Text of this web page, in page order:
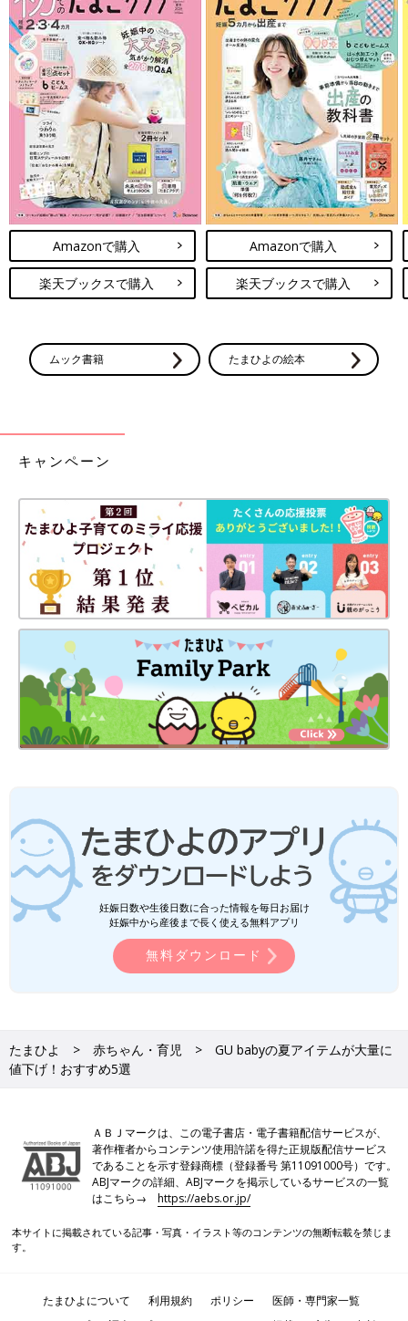
GUのベビー服が大人気です。オシャレなデザ
インのお洋服が多く、キュートなものばかり！
お値段もお財布に優しいこともあり、色違いで
ゲットするママもいるんだそう。今回は新作も
含め、とっても可愛らしいお洋服たちをご紹介
します。
GUbabyのお洋服はどれも可愛らしくて素敵でしたね。単品購入
でもお手頃価格ですが、3着まとめて990円などついついたくさ
ん買ってしまいそうです！売り切れてしまう前にぜひとも店舗や
ネットでチェックしてみてくださいね。
(文・水川ちさ)
※記事内容でご紹介している投稿、リンク先は、削除される場合
があります。あらかじめご了承ください。
※記事の内容は記載当時の情報であり、現在と異なる場合があり
ます。
※記事内の価格はすべて税込み、2021年8月時点のものです。
Amazonで購入
楽天ブックスで購入
Amazonで購入
楽天ブックスで購入
ムック書籍 たまひよの絵本
キャンペーン
妊娠日数や生後日数に合った情報を毎日お届け
妊娠中から産後まで長く使える無料アプリ
無料ダウンロード
たまひよ 赤ちゃん・育児
GU babyの夏アイテムが大量に
値下げ！おすすめ5選
ＡＢＪマークは、この電子書店・電子書籍配信サービスが、
著作権者からコンテンツ使用許諾を得た正規版配信サービス
であることを示す登録商標（登録番号 第11091000号）です。
ABJマークの詳細、ABJマークを掲示しているサービスの一覧
はこちら→https://aebs.or.jp/
本サイトに掲載されている記事・写真・イラスト等のコンテンツの無断転載を禁じま
す。
たまひよについて 利用規約 ポリシー
医師・専門家一覧